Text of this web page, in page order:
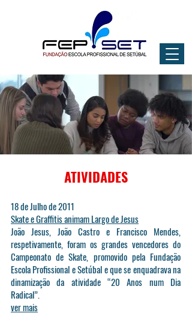
ATIVIDADES
18 de Julho de 2011
Skate e Graffitis animam Largo de Jesus
João Jesus, João Castro e Francisco Mendes,
respetivamente, foram os grandes vencedores do
Campeonato de Skate, promovido pela Fundação
Escola Profissional e Setúbal e que se enquadrava na
dinamização da atividade “20 Anos num Dia
Radical”.
ver mais